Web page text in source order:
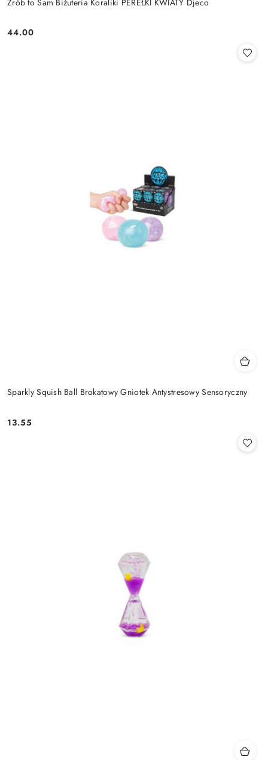
Cena:
44.00
Sparkly Squish Ball Brokatowy Gniotek Antystresowy Sensoryczny
Cena:
13.55